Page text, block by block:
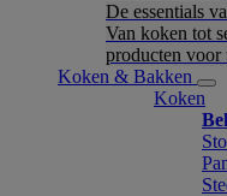
De essentials
Van koken tot
producten voor
Koken & Bakken
Koken